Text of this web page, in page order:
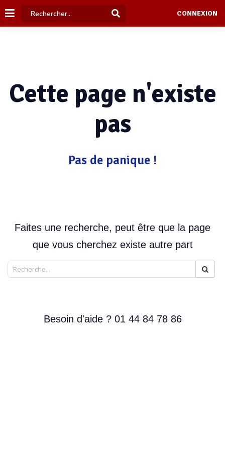
CONNEXION
Cette page n'existe
pas
Pas de panique !
Faites une recherche, peut être que la page
que vous cherchez existe autre part
Besoin d'aide ? 01 44 84 78 86